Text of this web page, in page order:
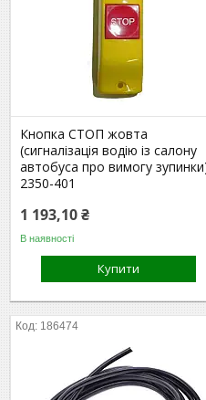
Кнопка СТОП жовта
(сигналізація водію із салону
автобуса про вимогу
2350-401
1 193,10 ₴
В наявності
Купити
186474